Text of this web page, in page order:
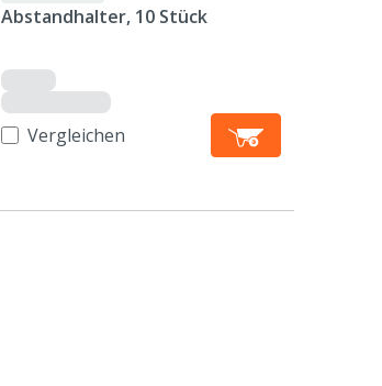
Abstandhalter, 10 Stück
Vergleichen